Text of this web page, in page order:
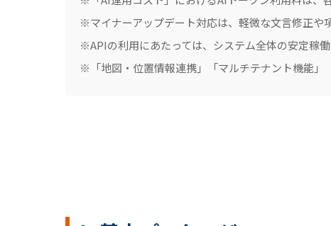
※マイナーアップデート対応は、軽微な文言修正や
※APIの利用にあたっては、システム全体の安定稼
※「地図・位置情報連携」「マルチテナント機能」